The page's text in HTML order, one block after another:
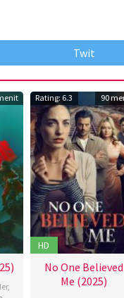
Twit
,
Rating: 6.3 90
HD
No One Believed
Me (2025)